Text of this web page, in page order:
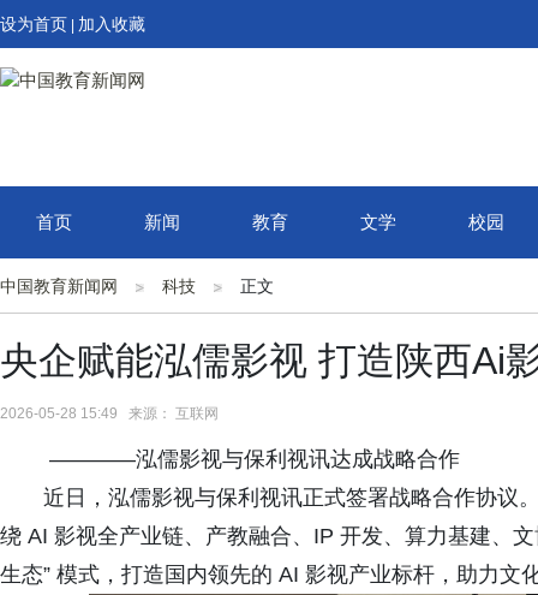
设为首页 加入收藏
首页 新闻 教育 文学 校园
中国教育新闻网 科技 正文
央企赋能泓儒影视 打造陕西Ai
2026-05-28 15:49 来源： 互联网
————泓儒影视与保利视讯达成战略合作
近日，泓儒影视与保利视讯正式签署战略合作协议
绕 AI 影视全产业链、产教融合、IP 开发、算力基建、
生态” 模式，打造国内领先的 AI 影视产业标杆，助力文